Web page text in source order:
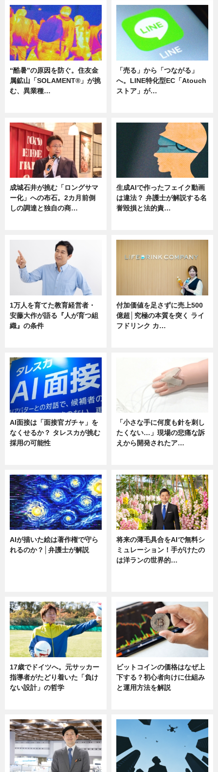
“酷暑”の原因を防ぐ。住友金
属鉱山「SOLAMENT®」が挑
む、異業種…
「売る」から「つながる」
へ。LINE特化型EC「Atouch
ストア」が…
成城石井が挑む「ロングサマ
ー化」への布石。2カ月前倒
しの調達と独自の商…
生成AIで作ったフェイク動画
は違法？ 弁護士が解説する名
誉毀損と法的責…
1万人を育てた教育経営者・
安藤大作が語る『人が育つ組
織』の条件
付加価値を足さずに売上500
億超│究極の本質を突く ライ
フドリンク カ…
AI面接は「面接官ガチャ」を
なくせるか？ タレスカが挑む
採用の可能性
「小さな手に何度も針を刺し
たくない…」現場の悲痛な訴
えから開発されたア…
AIが描いた絵は著作権で守ら
れるのか？│弁護士が解説
将来の薄毛具合をAIで無料シ
ミュレーション！手がけたの
は洋ランの世界的…
17歳でドイツへ。元サッカー
指導者がたどり着いた「負け
ない設計」の哲学
ビットコインの価格はなぜ上
下する？初心者向けに仕組み
と運用方法を解説